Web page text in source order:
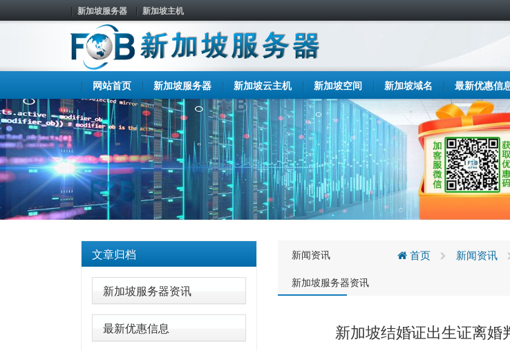
新加坡服务器 新加坡主机
网站首页 新加坡服务器 新加坡云主机 新加坡空间 新加坡域名 最新优惠信
文章归档
新加坡服务器资讯
最新优惠信息
新闻资讯
新加坡服务器资讯
首页 新闻资讯
新加坡结婚证出生证离